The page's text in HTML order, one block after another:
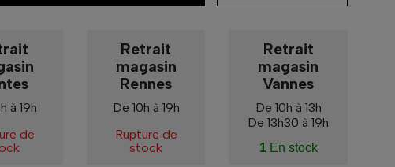
à 19h
de
Retrait
magasin
Rennes
De 10h à 19h
Rupture de
stock
Retrait
magasin
Vannes
De 10h à 13h
De 13h30 à 19h
1En stock